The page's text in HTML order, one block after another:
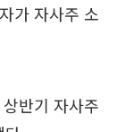
가 자사주 소
반기 자사주